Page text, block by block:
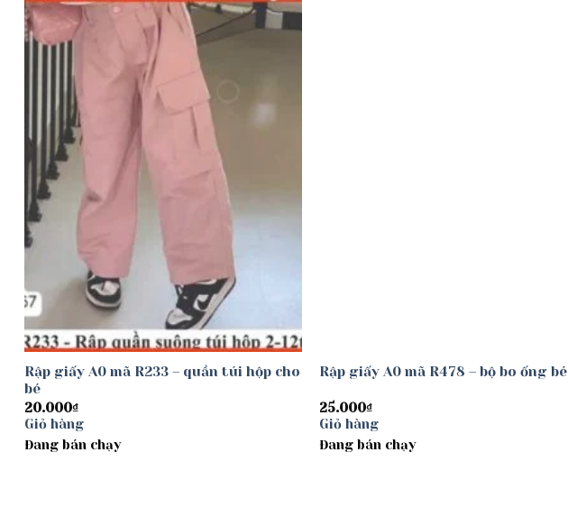
Add to
Rập giấy A0 mã R233 – quần túi hộp cho
bé
20.000₫
Giỏ hàng
Đang bán chạy
Rập giấy A0 mã R478 – bộ bo ống bé
25.000₫
Giỏ hàng
Đang bán chạy